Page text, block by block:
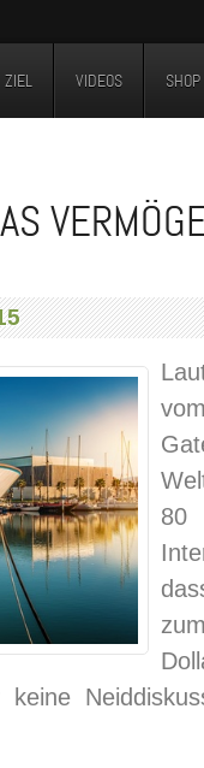
ZIEL VIDEOS SHOP